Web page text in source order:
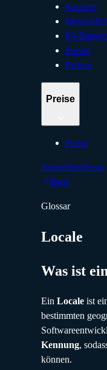
Karriere
KI-
Presse
Partner
Preise
Preise
AnmeldenDemo
Back
Glossar
Locale
Was ist
Ein Locale ist
bestimmten
Kennung,
können.